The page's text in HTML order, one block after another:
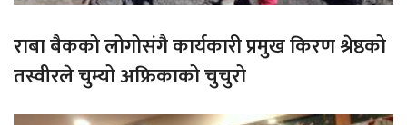
राबा बैकको लोगोसंगै कार्यकारी प्रमुख किरण श्रेष्ठको
तस्वीरले चुम्यो अफ्रिकाको चुचुरो